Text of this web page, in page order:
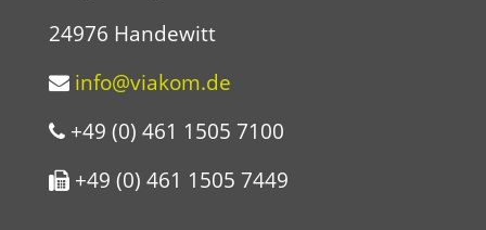
24976 Handewitt
info@viakom.de
+49 (0) 461 1505 7100
+49 (0) 461 1505 7449